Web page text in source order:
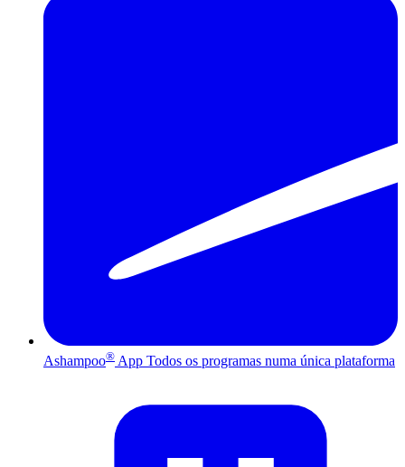
Ashampoo® App Todos os programas numa única plataforma